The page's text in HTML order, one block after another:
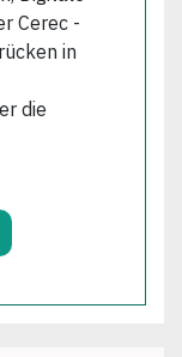
Cerec -
in
die